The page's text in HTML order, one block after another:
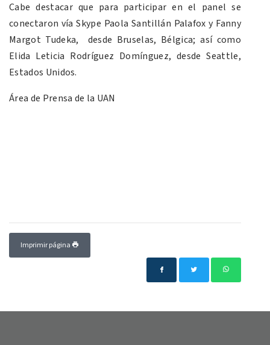
Cabe destacar que para participar en el panel se
conectaron vía Skype Paola Santillán Palafox y Fanny
Margot Tudeka, desde Bruselas, Bélgica; así como
Elida Leticia Rodríguez Domínguez, desde Seattle,
Estados Unidos.
Área de Prensa de la UAN
Imprimir página